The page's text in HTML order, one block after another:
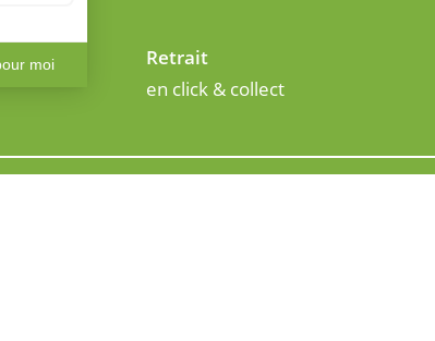
Retrait
en click & collect